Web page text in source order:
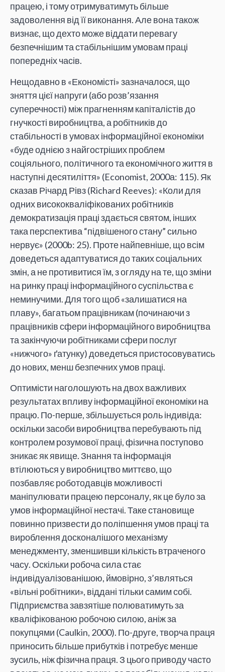
працею, і тому отримуватимуть більше
задоволення від її виконання. Але вона також
визнає, що дехто може віддати перевагу
безпечнішим та стабільнішим умовам праці
попередніх часів.
Нещодавно в «Економісті» зазначалося, що
зняття цієї напруги (або розв’язання
суперечності) між прагненням капіталістів до
гнучкості виробництва, а робітників до
стабільності в умовах інформаційної економіки
«буде однією з найгостріших проблем
соціяльного, політичного та економічного життя в
наступні десятиліття» (Economist, 2000а: 115). Як
сказав Річард Рівз (Richard Reeves): «Коли для
одних висококваліфікованих робітників
демократизація праці здається святом, інших
така перспектива “підвішеного стану” сильно
нервує» (2000b: 25). Проте найпевніше, що всім
доведеться адаптуватися до таких соціальних
змін, а не противитися їм, з огляду на те, що зміни
на ринку праці інформаційного суспільства є
неминучими. Для того щоб «залишатися на
плаву», багатьом працівникам (починаючи з
працівників сфери інформаційного виробництва
та закінчуючи робітниками сфери послуг
«нижчого» ґатунку) доведеться пристосовуватись
до нових, менш безпечних умов праці.
Оптимісти наголошують на двох важливих
результатах впливу інформаційної економіки на
працю. По-перше, збільшується роль індивіда:
оскільки засоби виробництва перебувають під
контролем розумової праці, фізична поступово
зникає як явище. Знання та інформація
втілюються у виробництво миттєво, що
позбавляє роботодавців можливості
маніпулювати працею персоналу, як це було за
умов інформаційної нестачі. Таке становище
повинно призвести до поліпшення умов праці та
вироблення досконалішого механізму
менеджменту, зменшивши кількість втраченого
часу. Оскільки робоча сила стає
індивідуалізованішою, ймовірно, з’являться
«вільні робітники», віддані тільки самим собі.
Підприємства завзятіше полюватимуть за
кваліфікованою робочою силою, аніж за
покупцями (Caulkin, 2000). По-друге, творча праця
приносить більше прибутків і потребує менше
зусиль, ніж фізична праця. З цього приводу часто